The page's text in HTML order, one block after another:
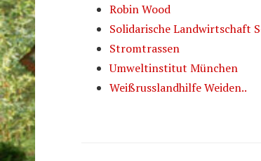
Robin Wood
Solidarische Landwirtschaft
Stromtrassen
Umweltinstitut München
Weißrusslandhilfe Weiden..